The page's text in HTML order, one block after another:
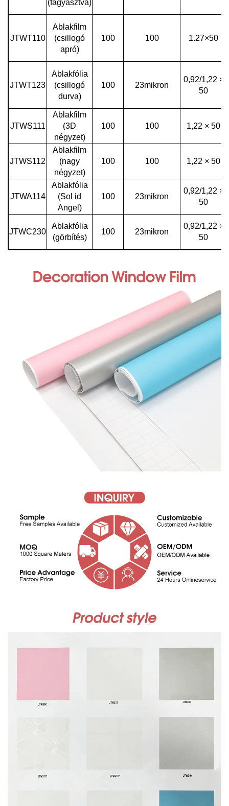
(fagyasztva)
JTWT110
Ablakfilm
(csillogó
apró)
100 100 1.27×50
JTWT123
Ablakfólia
(csillogó
durva)
100 23mikron
0,92/1,22 ×
50
JTWS111
Ablakfilm
(3D
négyzet)
100 100 1,22 × 50
JTWS112
Ablakfilm
(nagy
négyzet)
100 100 1,22 × 50
JTWA114
Ablakfólia
(Sol id
Angel)
100 23mikron
0,92/1,22 ×
50
JTWC230
Ablakfólia
(görbítés)
100 23mikron
0,92/1,22 ×
50